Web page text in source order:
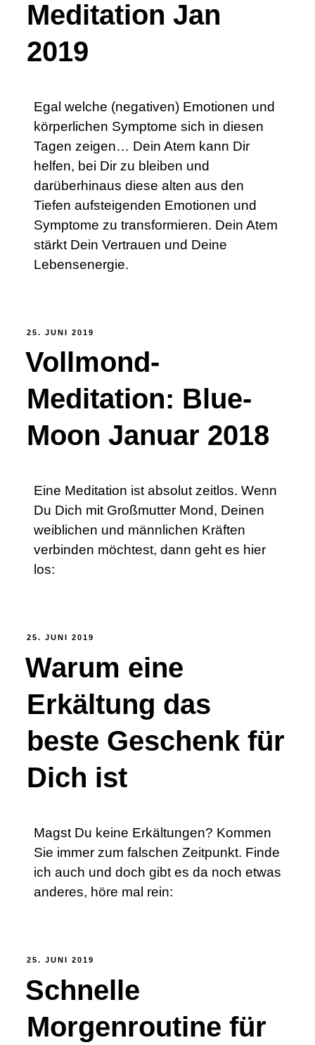
Meditation Jan
2019
Egal welche (negativen) Emotionen und
körperlichen Symptome sich in diesen
Tagen zeigen… Dein Atem kann Dir
helfen, bei Dir zu bleiben und
darüberhinaus diese alten aus den
Tiefen aufsteigenden Emotionen und
Symptome zu transformieren. Dein Atem
stärkt Dein Vertrauen und Deine
Lebensenergie.
25. JUNI 2019
Vollmond-
Meditation: Blue-
Moon Januar 2018
Eine Meditation ist absolut zeitlos. Wenn
Du Dich mit Großmutter Mond, Deinen
weiblichen und männlichen Kräften
verbinden möchtest, dann geht es hier
los:
25. JUNI 2019
Warum eine
Erkältung das
beste Geschenk für
Dich ist
Magst Du keine Erkältungen? Kommen
Sie immer zum falschen Zeitpunkt. Finde
ich auch und doch gibt es da noch etwas
anderes, höre mal rein:
25. JUNI 2019
Schnelle
Morgenroutine für